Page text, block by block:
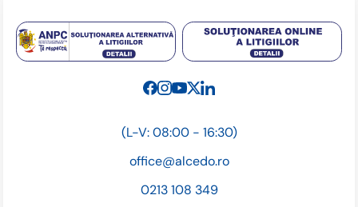
(L-V: 08:00 - 16:30)
office@alcedo.ro
0213 108 349